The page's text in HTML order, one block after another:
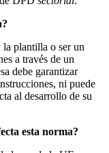
la plantilla o ser un
a través de un
debe garantizar
ni puede
al desarrollo de su
esta norma?